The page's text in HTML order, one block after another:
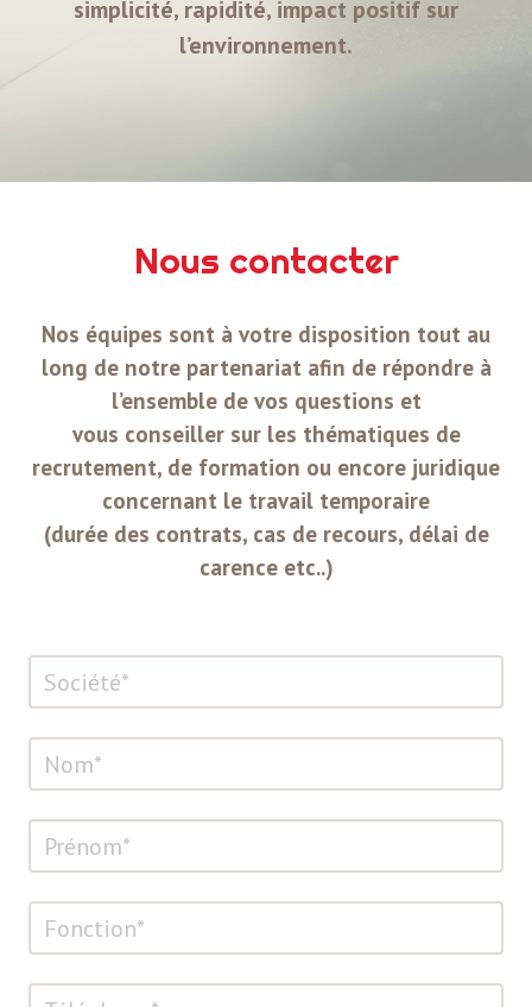
simplicité, rapidité, impact positif sur
l’environnement.
Nous contacter
Nos équipes sont à votre disposition tout au
long de notre partenariat afin de répondre à
l’ensemble de vos questions et
vous conseiller sur les thématiques de
recrutement, de formation ou encore juridique
concernant le travail temporaire
(durée des contrats, cas de recours, délai de
carence etc..)